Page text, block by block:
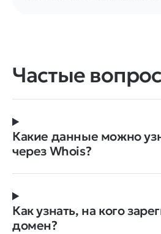
Частые
Какие данные можно
через Whois?
Как узнать, на кого
домен?